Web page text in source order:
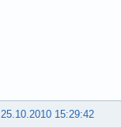
25.10.2010 15:29:42